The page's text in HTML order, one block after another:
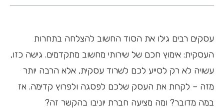
עסקים רבים גילו את הסוד החשוב להצלחה בתחרות
העסקית: אימוץ חכם של שירותי מחשוב מתקדמים. גישה כזו,
עשויה לא רק לסייע לכם לשרוד עסקית, אלא הרבה יותר
מזה – לקחת את העסק שלכם לפסגה ולפרוץ קדימה. אז
במה מדובר? ומה מציעה חברת יוניבו בהקשר זה?